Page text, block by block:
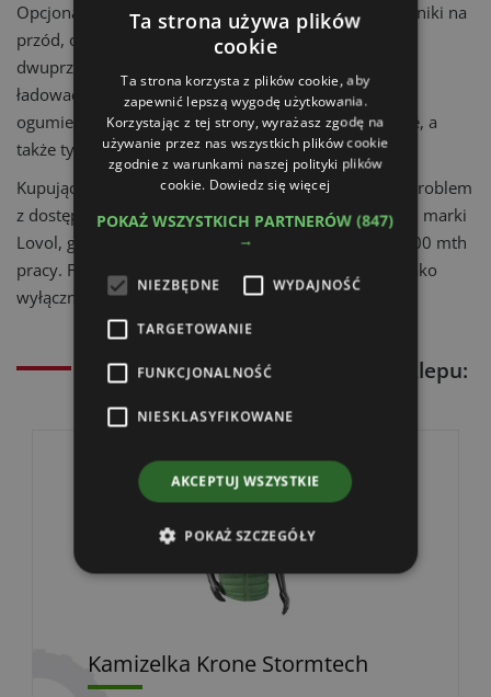
Opcjonalnie ciągnik można doposażyć w skrętne błotniki na
przód, obciążniki, instalację pneumatyczną jedno- i
dwuprzewodową, belkę polową, przedni TUZ i WOM,
ładowacz czołowy, zabudowę dla gospodarki leśnej,
ogumienie do międzyrzędzi, garden lub przemysłowe, a
także tylny TUZ z EHR.
Kupujących maszyny z dalekiej Azji niekiedy dotyka problem
z dostępnością części i serwisu. W przypadku maszyn marki
Lovol, gwarancja obejmuje okres 24 miesięcy lub 1000 mth
pracy. Firma Elrol świadczy pełne usługi serwisowe jako
wyłączny importer marki Lovol w Polsce.
Polecamy produkty z naszego sklepu:
Kamizelka Krone Stormtech
Ta strona używa plików
cookie
Ta strona korzysta z plików cookie, aby
zapewnić lepszą wygodę użytkowania.
Korzystając z tej strony, wyrażasz zgodę na
używanie przez nas wszystkich plików cookie
zgodnie z warunkami naszej polityki plików
cookie. Dowiedz się więcej
POKAŻ WSZYSTKICH PARTNERÓW(847)
→
NIEZBĘDNE WYDAJNOŚĆ
TARGETOWANIE
FUNKCJONALNOŚĆ
NIESKLASYFIKOWANE
AKCEPTUJ WSZYSTKIE
POKAŻ SZCZEGÓŁY